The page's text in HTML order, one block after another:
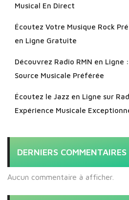
Musical En Direct
Écoutez Votre Musique Rock
en Ligne Gratuite
Découvrez Radio RMN en Ligne
Source Musicale Préférée
Écoutez le Jazz en Ligne sur
Expérience Musicale
DERNIERS COMMENTAIRES
Aucun commentaire à afficher.